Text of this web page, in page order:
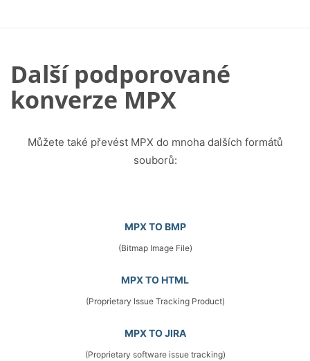
Další podporované
konverze MPX
Můžete také převést MPX do mnoha dalších formátů
souborů:
MPX TO BMP
(Bitmap Image File)
MPX TO HTML
(Proprietary Issue Tracking Product)
MPX TO JIRA
(Proprietary software issue tracking)